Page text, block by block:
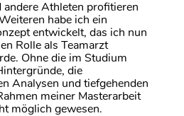
andere Athleten profitieren
habe ich ein
entwickelt, das ich nun
Rolle als Teamarzt
Ohne die im Studium
die
Analysen und tiefgehenden
meiner Masterarbeit
möglich gewesen.